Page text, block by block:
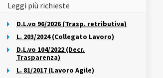
Leggi più richieste
D.L.vo 96/2026 (Trasp. retributiva)
L. 203/2024 (Collegato Lavoro)
D.L.vo 104/2022 (Decr.
Trasparenza)
L. 81/2017 (Lavoro Agile)